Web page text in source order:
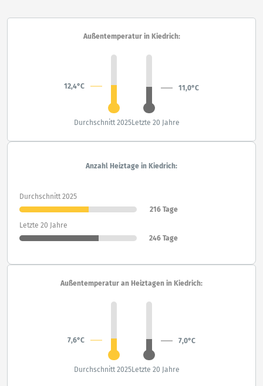
Außentemperatur in Kiedrich:
12,4°C 11,0°C
Durchschnitt 2025Letzte 20 Jahre
Anzahl Heiztage in Kiedrich:
Durchschnitt 2025
216 Tage
Letzte 20 Jahre
246 Tage
Außentemperatur an Heiztagen in Kiedrich:
7,6°C 7,0°C
Durchschnitt 2025Letzte 20 Jahre